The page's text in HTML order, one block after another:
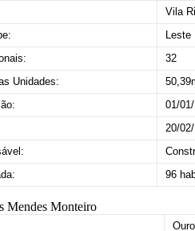
Vila
Leste
32
Unidades:
01/
20/
96
Mendes Monteiro